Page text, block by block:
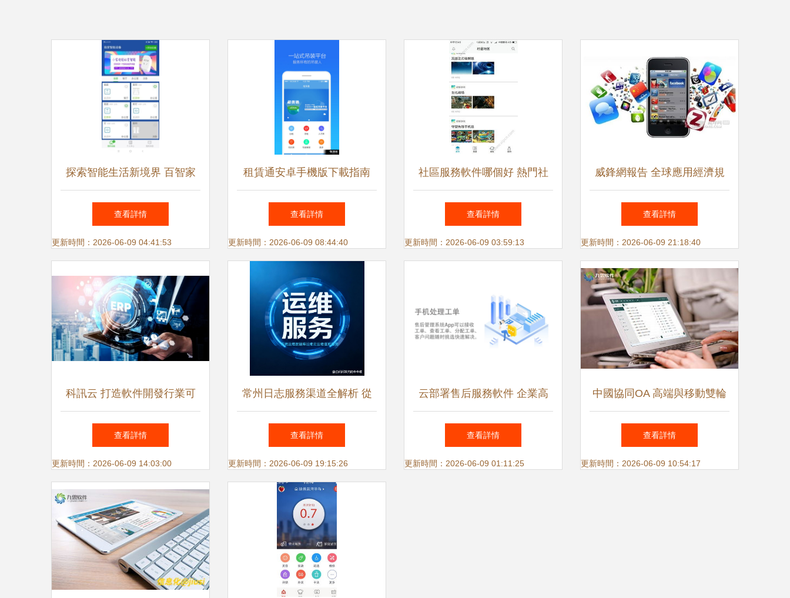
探索智能生活新境界 百智家
手機版與最新版本下載指南
查看詳情
更新時間：2026-06-09 04:41:53
租賃通安卓手機版下載指南
獲取v1.3最新版本與安全渠道
查看詳情
更新時間：2026-06-09 08:44:40
社區服務軟件哪個好 熱門社
區服務app排名 社區服務軟件
熱門排行榜2016 社區服務app
查看詳情
更新時間：2026-06-09 03:59:13
威鋒網報告 全球應用經濟規
模預計2017年前翻番，iOS生
態持續引領增長
查看詳情
更新時間：2026-06-09 21:18:40
科訊云 打造軟件開發行業可
信賴的應用軟件服務新標桿
查看詳情
更新時間：2026-06-09 14:03:00
常州日志服務渠道全解析 從
分類到應用，一文讀懂應用軟
件服務
查看詳情
更新時間：2026-06-09 19:15:26
云部署售后服務軟件 企業高
效運維的優選方案
查看詳情
更新時間：2026-06-09 01:11:25
中國協同OA 高端與移動雙輪
驅動，領跑管理軟件領域
查看詳情
更新時間：2026-06-09 10:54:17